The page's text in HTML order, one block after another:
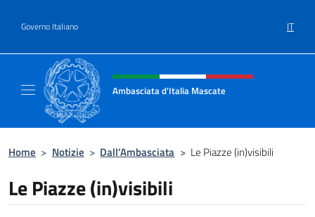
Governo Italiano IT
Intestazione sito, social e menù
Ambasciata d'Italia Mascate
Home > Notizie > Dall’Ambasciata > Le Piazze (in)visibili
Le Piazze (in)visibili